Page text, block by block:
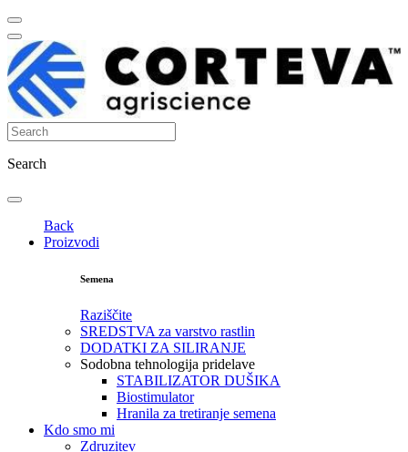
Search
Back
Proizvodi
Semena
Raziščite
SREDSTVA za varstvo rastlin
DODATKI ZA SILIRANJE
Sodobna tehnologija pridelave
STABILIZATOR DUŠIKA
Biostimulator
Hranila za tretiranje semena
Kdo smo mi
Zdruzitev